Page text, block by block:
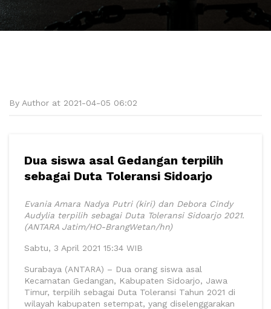
By Author at 2021-04-05 06:02
Dua siswa asal Gedangan terpilih
sebagai Duta Toleransi Sidoarjo
Evania Amara Nadya Putri (kiri) dan Debora Cindy
Audylia terpilih sebagai Duta Toleransi Sidoarjo 2021.
(ANTARA Jatim/HO-BrangWetan/hn)
Sabtu, 3 April 2021 15:34 WIB
Surabaya (ANTARA) – Dua orang siswa asal
Kecamatan Gedangan, Kabupaten Sidoarjo, Jawa
Timur, terpilih sebagai Duta Toleransi Tahun 2021 di
wilayah kabupaten setempat, yang diselenggarakan